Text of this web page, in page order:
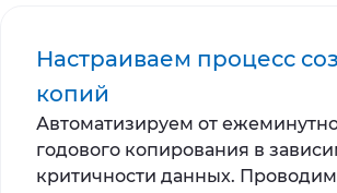
Настраиваем процесс
копий
Автоматизируем от
годового копирования в
критичности данных. Проводим